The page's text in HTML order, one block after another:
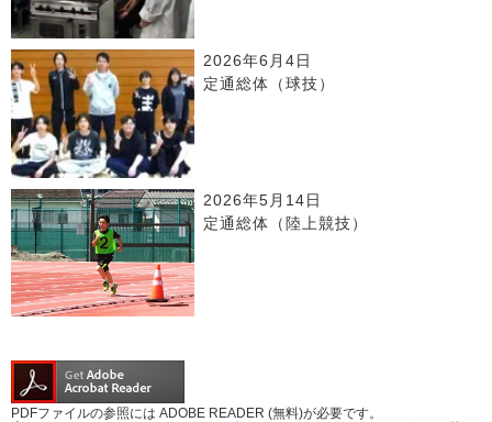
2026年6月4日
定通総体（球技）
2026年5月14日
定通総体（陸上競技）
PDFファイルの参照には ADOBE READER (無料)が必要です。